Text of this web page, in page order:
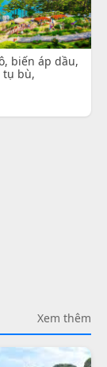
biến áp dầu,
tụ bù,
Xem thêm